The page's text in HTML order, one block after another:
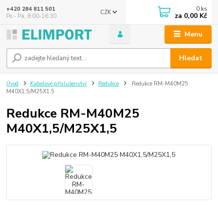
Menu
CZK
Hledat
+420 284 811 501
Po - Pá, 8:00-16:30
0 ks
za 0,00 Kč
Úvod Kabelové příslušenství Redukce
Redukce RM-M40M25
M40X1,5/M25X1,5
Redukce RM-M40M25
M40X1,5/M25X1,5